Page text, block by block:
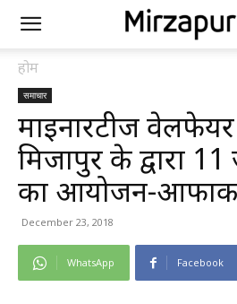
होम
समाचार
माइनारटीज
मिर्जापुर के द्वारा
का आयोजन-
December 23, 2018
WhatsApp Facebook